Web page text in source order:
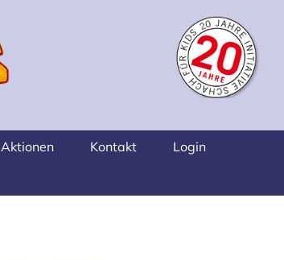
Aktionen Kontakt
Login